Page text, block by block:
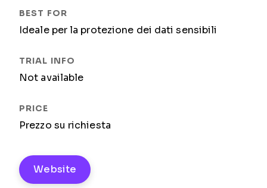
Ideale per la protezione dei dati sensibili
Not available
Prezzo su richiesta
Website